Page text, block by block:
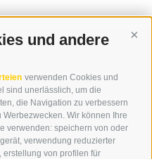
und andere
verwenden Cookies und
sind unerlässlich, um die
die Navigation zu verbessern
Wir können Ihre
verwenden: speichern von oder
verwendung reduzierter
von profilen für